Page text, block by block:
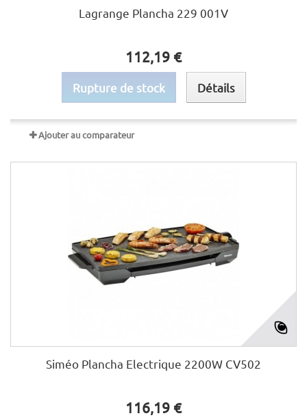
Lagrange Plancha 229 001V
112,19 €
Rupture de stock Détails
Ajouter au comparateur
Siméo Plancha Electrique 2200W CV502
116,19 €